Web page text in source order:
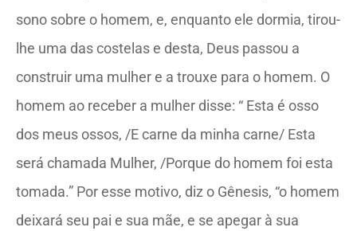
sono sobre o homem, e, enquanto ele dormia, tirou-
lhe uma das costelas e desta, Deus passou a
construir uma mulher e a trouxe para o homem. O
homem ao receber a mulher disse: “ Esta é osso
dos meus ossos, /E carne da minha carne/ Esta
será chamada Mulher, /Porque do homem foi esta
tomada.” Por esse motivo, diz o Gênesis, “o homem
deixará seu pai e sua mãe, e se apegar à sua